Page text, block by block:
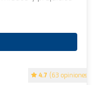
4.7 (63 opiniones)